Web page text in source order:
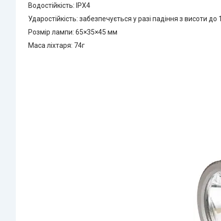
Водостійкість: IPX4
Ударостійкість: забезпечується у разі падіння з висоти до
Розмір лампи: 65×35×45 мм
Маса ліхтаря: 74г